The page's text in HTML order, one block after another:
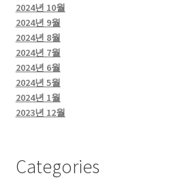
2024년 10월
2024년 9월
2024년 8월
2024년 7월
2024년 6월
2024년 5월
2024년 1월
2023년 12월
Categories